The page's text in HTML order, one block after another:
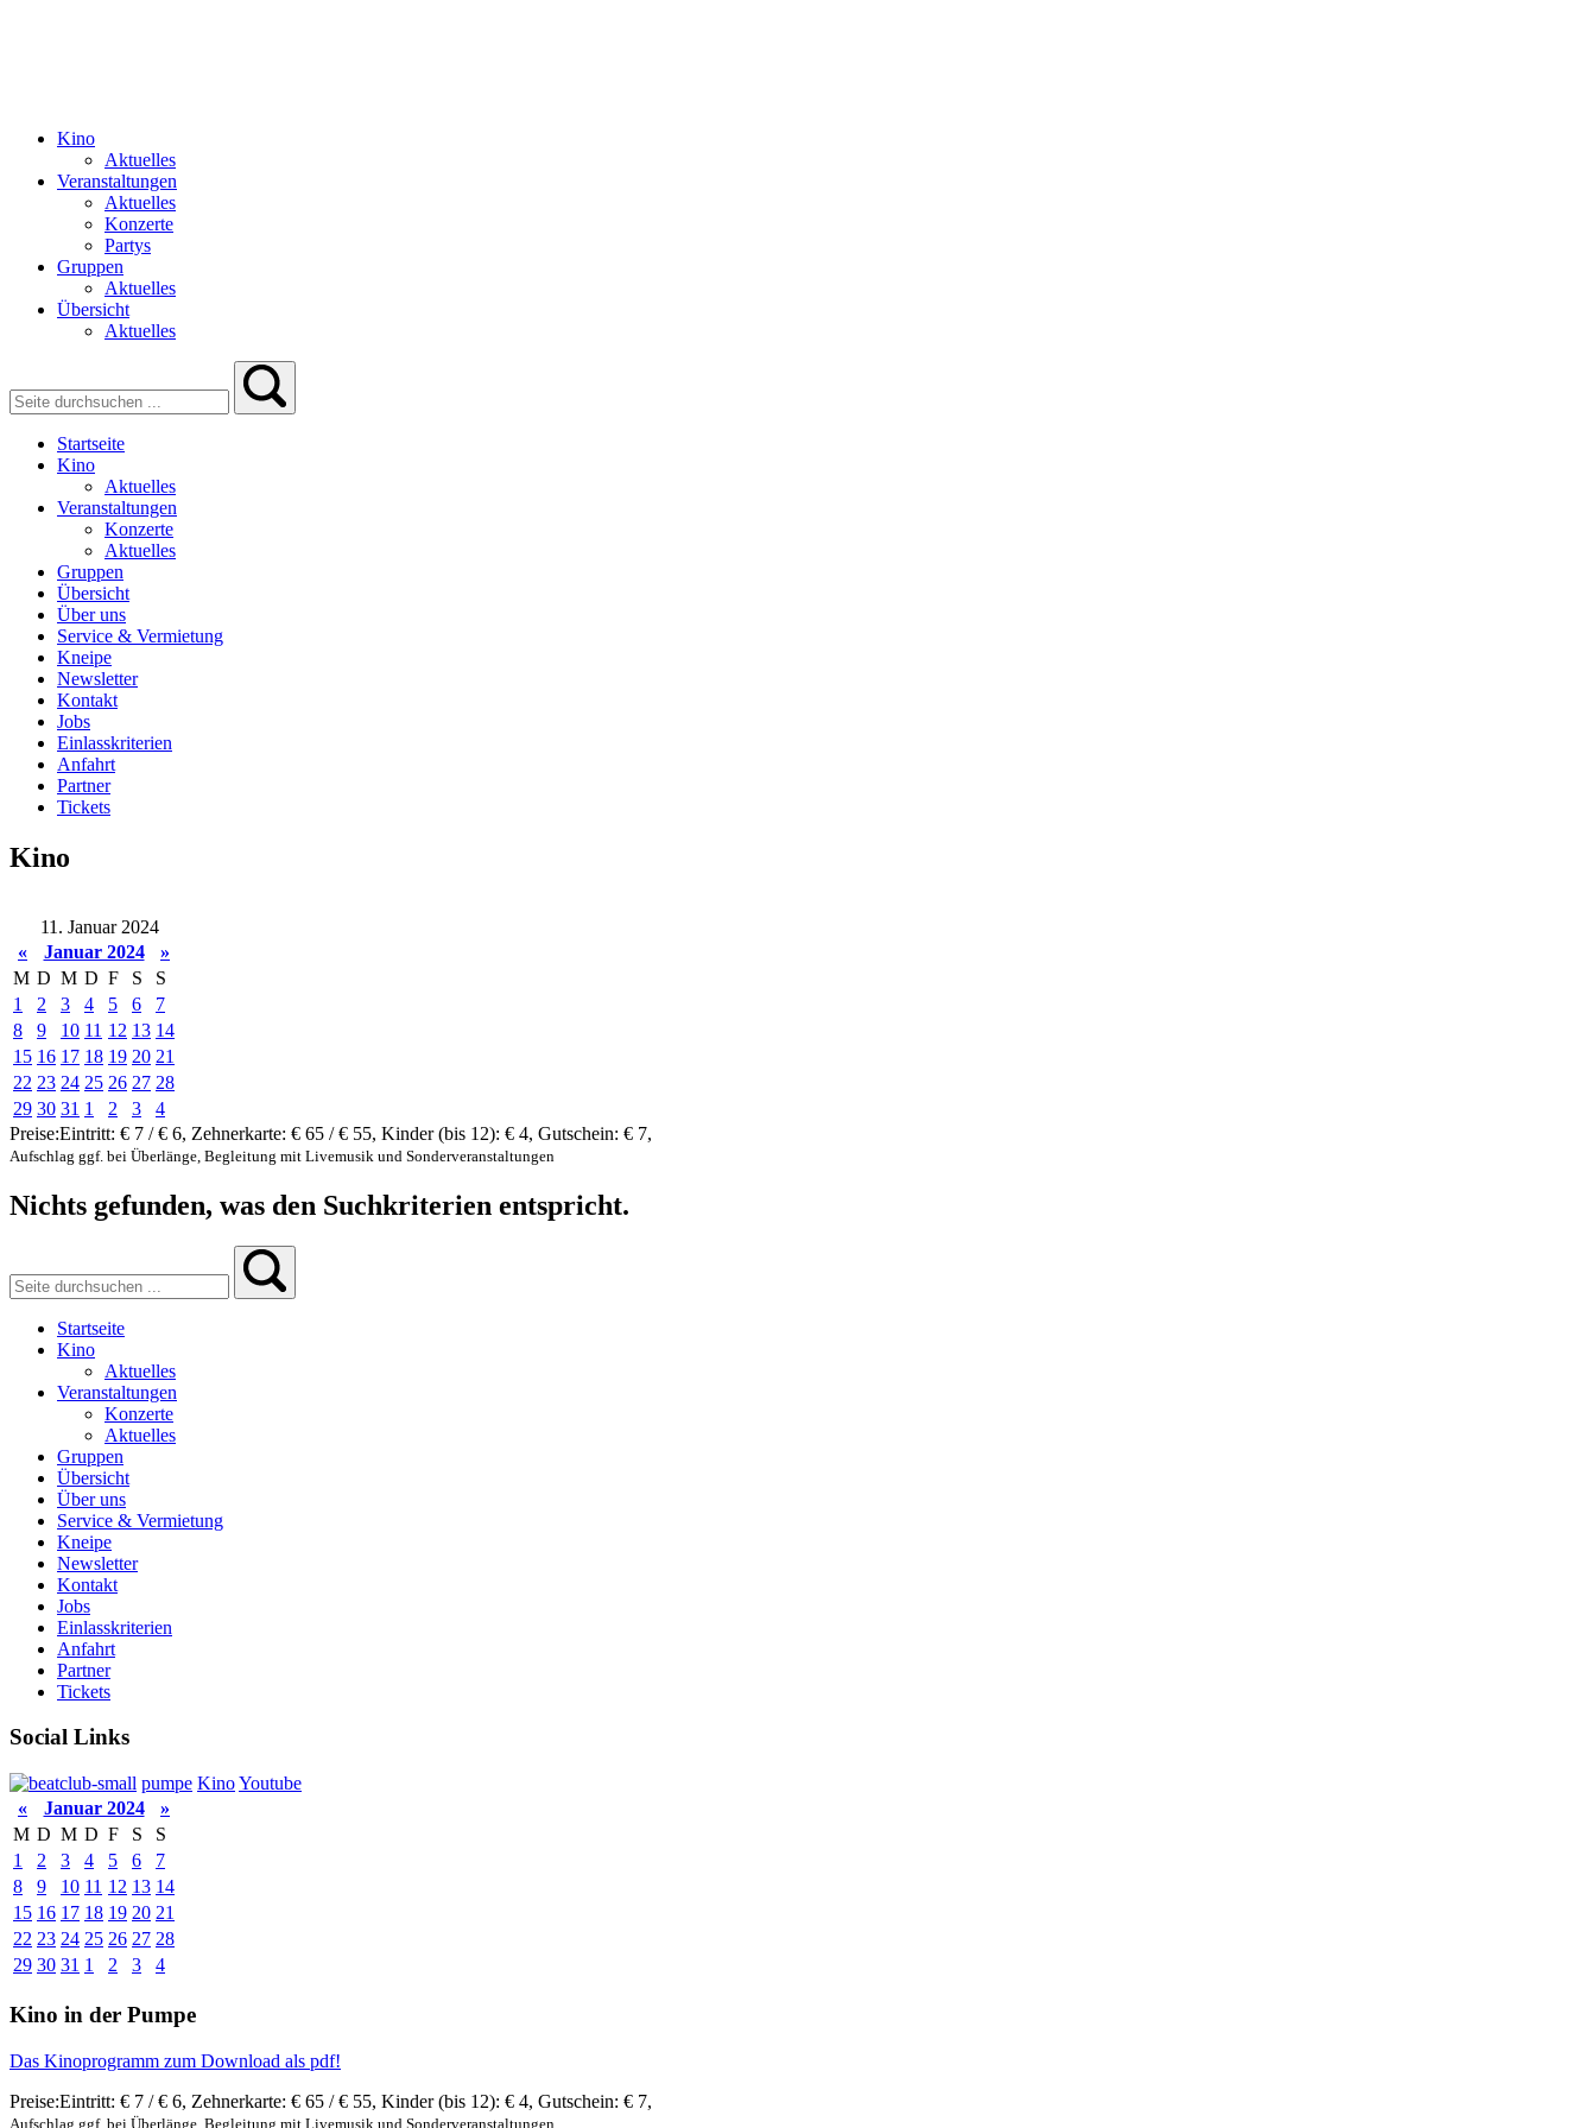
Kino
Aktuelles
Veranstaltungen
Aktuelles
Konzerte
Partys
Gruppen
Aktuelles
Übersicht
Aktuelles
Startseite
Kino
Aktuelles
Veranstaltungen
Konzerte
Aktuelles
Gruppen
Übersicht
Über uns
Service & Vermietung
Kneipe
Newsletter
Kontakt
Jobs
Einlasskriterien
Anfahrt
Partner
Tickets
Kino
11. Januar 2024
«
Januar 2024
»
M D M D F S
S
1
2 3 4 5 6
7
8
9 10 11 12 13 14
15 16 17 18 19 20 21
22 23 24 25 26 27 28
29 30 31 1 2 3
4
Preise:Eintritt: € 7 / € 6, Zehnerkarte: € 65 / € 55, Kinder (bis 12): € 4, Gutschein: € 7,
Aufschlag ggf. bei Überlänge, Begleitung mit Livemusik und Sonderveranstaltungen
Nichts gefunden, was den Suchkriterien entspricht.
Startseite
Kino
Aktuelles
Veranstaltungen
Konzerte
Aktuelles
Gruppen
Übersicht
Über uns
Service & Vermietung
Kneipe
Newsletter
Kontakt
Jobs
Einlasskriterien
Anfahrt
Partner
Tickets
Social Links
pumpe KinoYoutube
«
Januar 2024
»
M D M D F S
S
1
2 3 4 5 6
7
8
9 10 11 12 13 14
15 16 17 18 19 20 21
22 23 24 25 26 27 28
29 30 31 1 2 3 4
Kino in der Pumpe
Das Kinoprogramm zum Download als pdf!
Preise:Eintritt: € 7 / € 6, Zehnerkarte: € 65 / € 55, Kinder (bis 12): € 4, Gutschein: € 7,
Aufschlag ggf. bei Überlänge, Begleitung mit Livemusik und Sonderveranstaltungen